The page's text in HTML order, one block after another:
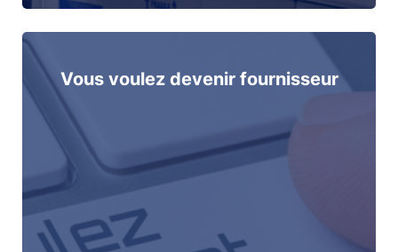
Vous voulez devenir fournisseur